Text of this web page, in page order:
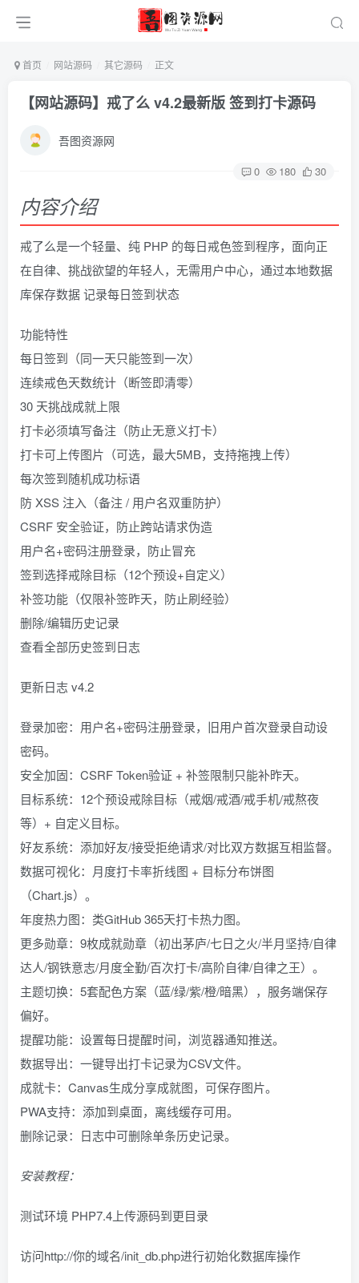
首页 网站源码 其它源码 正文
【网站源码】戒了么 v4.2最新版 签到打卡源码
吾图资源网
0 180 30
内容介绍
戒了么是一个轻量、纯 PHP 的每日戒色签到程序，面向正
在自律、挑战欲望的年轻人，无需用户中心，通过本地数据
库保存数据 记录每日签到状态
功能特性
每日签到（同一天只能签到一次）
连续戒色天数统计（断签即清零）
30 天挑战成就上限
打卡必须填写备注（防止无意义打卡）
打卡可上传图片（可选，最大5MB，支持拖拽上传）
每次签到随机成功标语
防 XSS 注入（备注 / 用户名双重防护）
CSRF 安全验证，防止跨站请求伪造
用户名+密码注册登录，防止冒充
签到选择戒除目标（12个预设+自定义）
补签功能（仅限补签昨天，防止刷经验）
删除/编辑历史记录
查看全部历史签到日志
更新日志 v4.2
登录加密：用户名+密码注册登录，旧用户首次登录自动设
密码。
安全加固：CSRF Token验证 + 补签限制只能补昨天。
目标系统：12个预设戒除目标（戒烟/戒酒/戒手机/戒熬夜
等）+ 自定义目标。
好友系统：添加好友/接受拒绝请求/对比双方数据互相监督。
数据可视化：月度打卡率折线图 + 目标分布饼图
（Chart.js）。
年度热力图：类GitHub 365天打卡热力图。
更多勋章：9枚成就勋章（初出茅庐/七日之火/半月坚持/自律
达人/钢铁意志/月度全勤/百次打卡/高阶自律/自律之王）。
主题切换：5套配色方案（蓝/绿/紫/橙/暗黑），服务端保存
偏好。
提醒功能：设置每日提醒时间，浏览器通知推送。
数据导出：一键导出打卡记录为CSV文件。
成就卡：Canvas生成分享成就图，可保存图片。
PWA支持：添加到桌面，离线缓存可用。
删除记录：日志中可删除单条历史记录。
安装教程：
测试环境 PHP7.4上传源码到更目录
访问http://你的域名/init_db.php进行初始化数据库操作